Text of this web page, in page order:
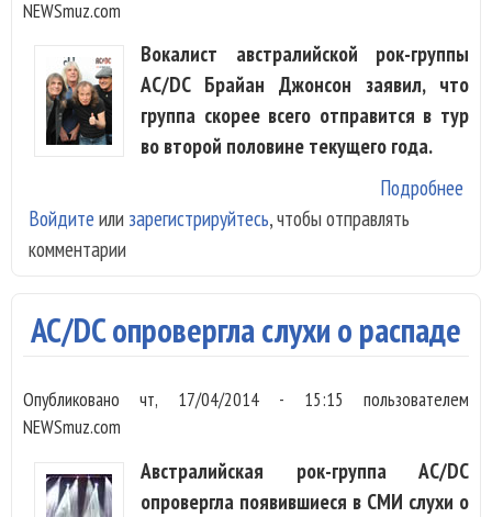
NEWSmuz.com
Вокалист австралийской рок-группы
AC/DC Брайан Джонсон заявил, что
группа скорее всего отправится в тур
во второй половине текущего года.
Подробнее
Войдите или зарегистрируйтесь, чтобы отправлять
комментарии
AC/DC опровергла слухи о распаде
Опубликованочт, 17/04/2014 - 15:15 пользователем
NEWSmuz.com
Австралийская рок-группа AC/DC
опровергла появившиеся в СМИ слухи о